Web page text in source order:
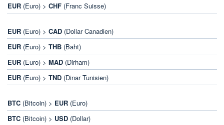
EUR (Euro) > CHF (Franc Suisse)
EUR (Euro) > CAD (Dollar Canadien)
EUR (Euro) > THB (Baht)
EUR (Euro) > MAD (Dirham)
EUR (Euro) > TND (Dinar Tunisien)
BTC (Bitcoin) > EUR (Euro)
BTC (Bitcoin) > USD (Dollar)